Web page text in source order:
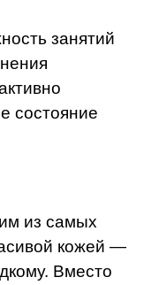
занятий
состояние
из самых
кожей —
Вместо